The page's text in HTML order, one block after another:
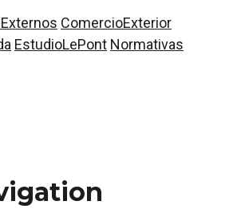
ComercioExterior
EstudioLePont Normativas